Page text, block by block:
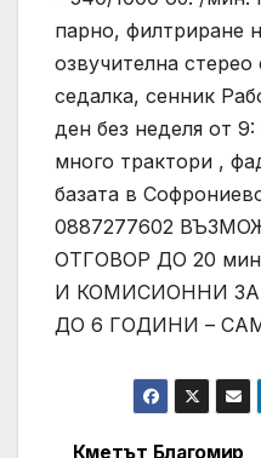
парно, филтриране
озвучителна
седалка, сенник
ден без неделя от
много трактори ,
базата в
0887277602
ОТГОВОР ДО 20
И КОМИСИОННИ ЗА
ДО 6 ГОДИНИ –
Кметът Благомир